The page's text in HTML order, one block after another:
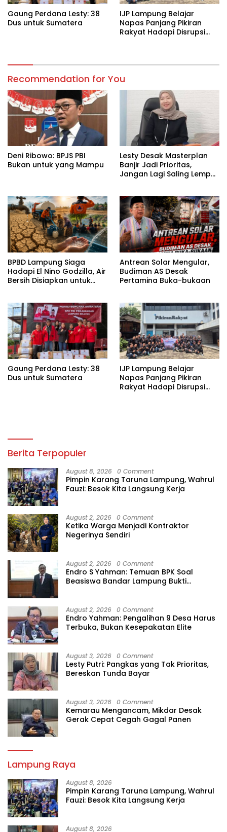
Gaung Perdana Lesty: 38
Dus untuk Sumatera
IJP Lampung Belajar
Napas Panjang Pikiran
Rakyat Hadapi Disrupsi
Recommendation for You
Deni Ribowo: BPJS PBI
Bukan untuk yang Mampu
Lesty Desak Masterplan
Banjir Jadi Prioritas,
Jangan Lagi Saling Lempar
BPBD Lampung Siaga
Hadapi El Nino Godzilla, Air
Bersih Disiapkan untuk
Antrean Solar Mengular,
Budiman AS Desak
Pertamina Buka-bukaan
Gaung Perdana Lesty: 38
Dus untuk Sumatera
IJP Lampung Belajar
Napas Panjang Pikiran
Rakyat Hadapi Disrupsi
Berita Terpopuler
August 8, 2026 0 Comment
Pimpin Karang Taruna Lampung, Wahrul
Fauzi: Besok Kita Langsung Kerja
August 2, 2026 0 Comment
Ketika Warga Menjadi Kontraktor
Negerinya Sendiri
August 2, 2026 0 Comment
Endro S Yahman: Temuan BPK Soal
Beasiswa Bandar Lampung Bukti
August 2, 2026 0 Comment
Endro Yahman: Pengalihan 9 Desa Harus
Terbuka, Bukan Kesepakatan Elite
August 3, 2026 0 Comment
Lesty Putri: Pangkas yang Tak Prioritas,
Bereskan Tunda Bayar
August 3, 2026 0 Comment
Kemarau Mengancam, Mikdar Desak
Gerak Cepat Cegah Gagal Panen
Lampung Raya
August 8, 2026
Pimpin Karang Taruna Lampung, Wahrul
Fauzi: Besok Kita Langsung Kerja
August 8, 2026